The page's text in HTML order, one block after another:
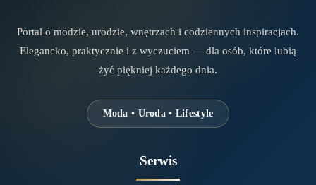
Portal o modzie, urodzie, wnętrzach i codziennych inspiracjach.
Elegancko, praktycznie i z wyczuciem — dla osób, które lubią
żyć piękniej każdego dnia.
Moda • Uroda • Lifestyle
Serwis